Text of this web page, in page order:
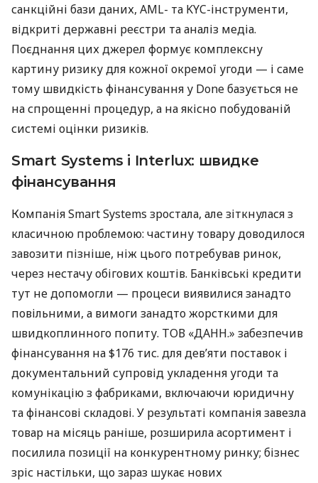
санкційні бази даних, AML- та KYC-інструменти,
відкриті державні реєстри та аналіз медіа.
Поєднання цих джерел формує комплексну
картину ризику для кожної окремої угоди — і саме
тому швидкість фінансування у Done базується не
на спрощенні процедур, а на якісно побудованій
системі оцінки ризиків.
Smart Systems і Interlux: швидке
фінансування
Компанія Smart Systems зростала, але зіткнулася з
класичною проблемою: частину товару доводилося
завозити пізніше, ніж цього потребував ринок,
через нестачу обігових коштів. Банківські кредити
тут не допомогли — процеси виявилися занадто
повільними, а вимоги занадто жорсткими для
швидкоплинного попиту. ТОВ «ДАНН.» забезпечив
фінансування на $176 тис. для дев’яти поставок і
документальний супровід укладення угоди та
комунікацію з фабриками, включаючи юридичну
та фінансові складові. У результаті компанія завезла
товар на місяць раніше, розширила асортимент і
посилила позиції на конкурентному ринку; бізнес
зріс настільки, що зараз шукає нових